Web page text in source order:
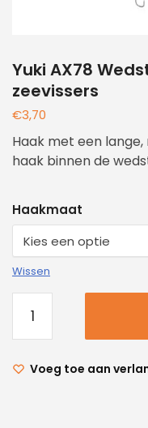
Yuki AX78
zeevissers
€3,70
Haak met een
haak binnen de
Haakmaat
Wissen
Voeg toe aan